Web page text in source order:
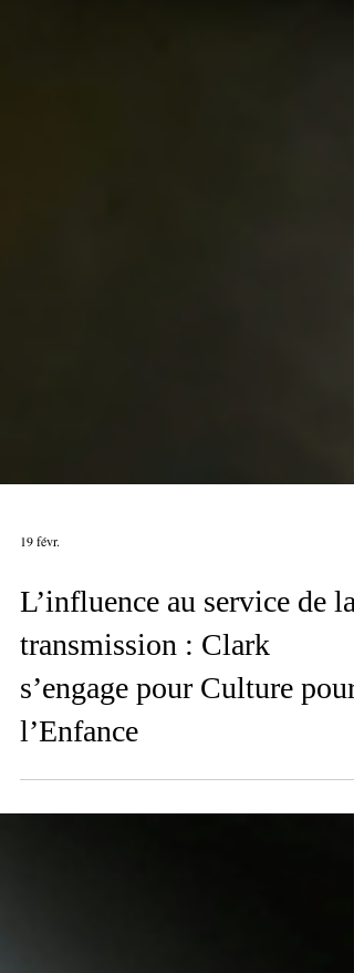
L’influence au service de la
transmission : Clark
s’engage pour Culture pour
l’Enfance